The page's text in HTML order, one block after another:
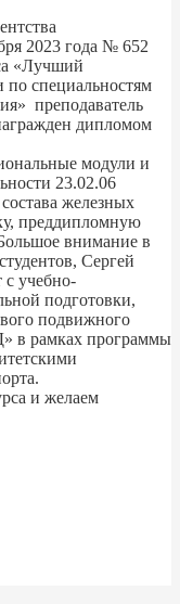
2023 года № 652
«Лучший
по специальностям
преподаватель
дипломом
модули и
23.02.06
железных
преддипломную
внимание в
Сергей
с учебно-
подготовки,
подвижного
в рамках программы
и желаем